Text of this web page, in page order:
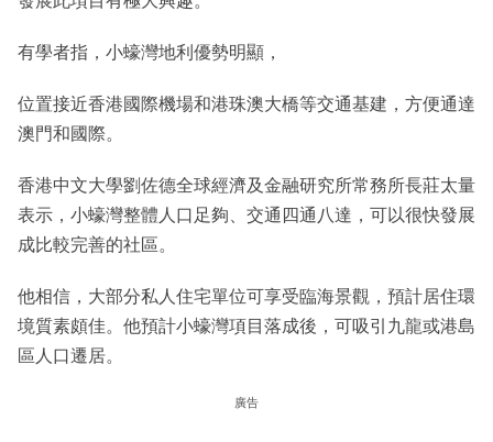
有學者指，小蠔灣地利優勢明顯，
位置接近香港國際機場和港珠澳大橋等交通基建，方便通達
澳門和國際。
香港中文大學劉佐德全球經濟及金融研究所常務所長莊太量
表示，小蠔灣整體人口足夠、交通四通八達，可以很快發展
成比較完善的社區。
他相信，大部分私人住宅單位可享受臨海景觀，預計居住環
境質素頗佳。他預計小蠔灣項目落成後，可吸引九龍或港島
區人口遷居。
廣告